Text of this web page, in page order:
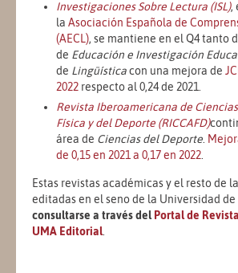
Investigaciones Sobre Lectura (ISL),
la Asociación Española de
(AECL), se mantiene en el Q4 tanto
de Educación e Investigación
de Lingüísticacon una mejora de
2022 respecto al 0,24 de 2021.
Revista Iberoamericana de
Física y del Deporte (RICCAFD)
área de Ciencias del Deporte
de 0,15 en 2021 a 0,17 en 2022
Estas revistas académicas y el resto de
editadas en el seno de la Universidad
consultarse a través del Portal de
UMA Editorial